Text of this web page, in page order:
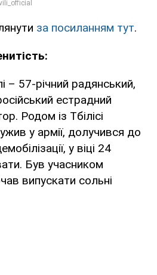
за посиланням тут.
– 57-річний радянський,
естрадний
Родом із Тбілісі
у армії, долучився до
у віці 24
Був учасником
випускати сольні